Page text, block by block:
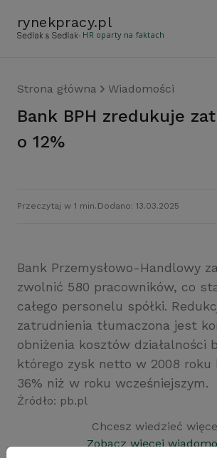
rynekpracy.pl
- HR oparty na faktach
Strona główna Wiadomości
Bank BPH zredukuje zatrudnienie
o 12%
Przeczytaj w 1 min. Dodano: 13.03.2025
Bank Przemysłowo-Handlowy
zwolnić 580 pracowników, co
całego personelu spółki.
zatrudnienia tłumaczona jest
obniżenia kosztów działalności
którego zysk netto w 2008 roku
36% niż w roku wcześniejszym.
Źródło: pb.pl
Chcesz wiedzieć
Zobacz więcej